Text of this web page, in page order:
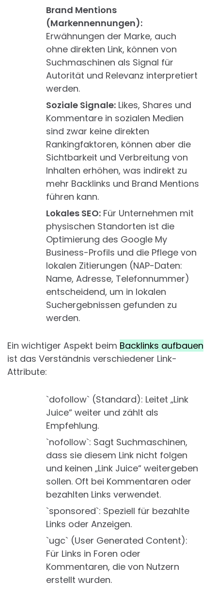
Brand Mentions
(Markennennungen):
Erwähnungen der Marke, auch
ohne direkten Link, können von
Suchmaschinen als Signal für
Autorität und Relevanz interpretiert
werden.
Soziale Signale: Likes, Shares und
Kommentare in sozialen Medien
sind zwar keine direkten
Rankingfaktoren, können aber die
Sichtbarkeit und Verbreitung von
Inhalten erhöhen, was indirekt zu
mehr Backlinks und Brand Mentions
führen kann.
Lokales SEO: Für Unternehmen mit
physischen Standorten ist die
Optimierung des Google My
Business-Profils und die Pflege von
lokalen Zitierungen (NAP-Daten:
Name, Adresse, Telefonnummer)
entscheidend, um in lokalen
Suchergebnissen gefunden zu
werden.
Ein wichtiger Aspekt beim Backlinks aufbauen
ist das Verständnis verschiedener Link-
Attribute:
`dofollow` (Standard): Leitet „Link
Juice“ weiter und zählt als
Empfehlung.
`nofollow`: Sagt Suchmaschinen,
dass sie diesem Link nicht folgen
und keinen „Link Juice“ weitergeben
sollen. Oft bei Kommentaren oder
bezahlten Links verwendet.
`sponsored`: Speziell für bezahlte
Links oder Anzeigen.
`ugc` (User Generated Content):
Für Links in Foren oder
Kommentaren, die von Nutzern
erstellt wurden.